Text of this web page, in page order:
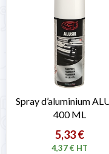
Spray d’aluminium
400 ML
5,33 €
4,37 € HT